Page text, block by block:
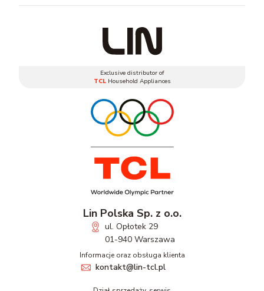
Exclusive distributor of
TCLHousehold Appliances
Lin Polska Sp. z o.o.
Informacje oraz obsługa klienta
kontakt@lin-tcl.pl
ul. Opłotek 29
01-940 Warszawa